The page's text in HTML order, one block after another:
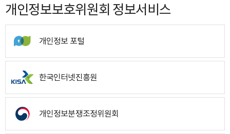
개인정보보호위원회 정보서비스
개인정보 포털
한국인터넷진흥원
개인정보분쟁조정위원회